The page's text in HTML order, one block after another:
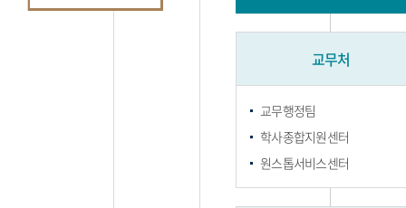
교무처
교무행정팀
학사종합지원센터
원스톱서비스센터